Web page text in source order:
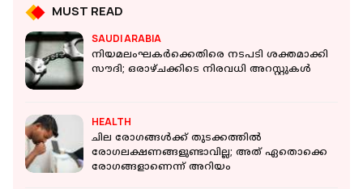
MUST READ
SAUDI ARABIA
നിയമലംഘകർക്കെതിരെ നടപടി ശക്തമാക്കി
സൗദി; ഒരാഴ്ചക്കിടെ നിരവധി അറസ്റ്റുകൾ
HEALTH
ചില രോഗങ്ങള്‍ക്ക് തുടക്കത്തില്‍
രോഗലക്ഷണങ്ങളുണ്ടാവില്ല; അത് ഏതൊക്കെ
രോഗങ്ങളാണെന്ന് അറിയം